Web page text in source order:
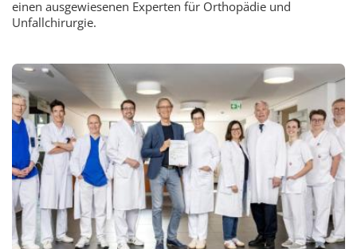
einen ausgewiesenen Experten für Orthopädie und
Unfallchirurgie.